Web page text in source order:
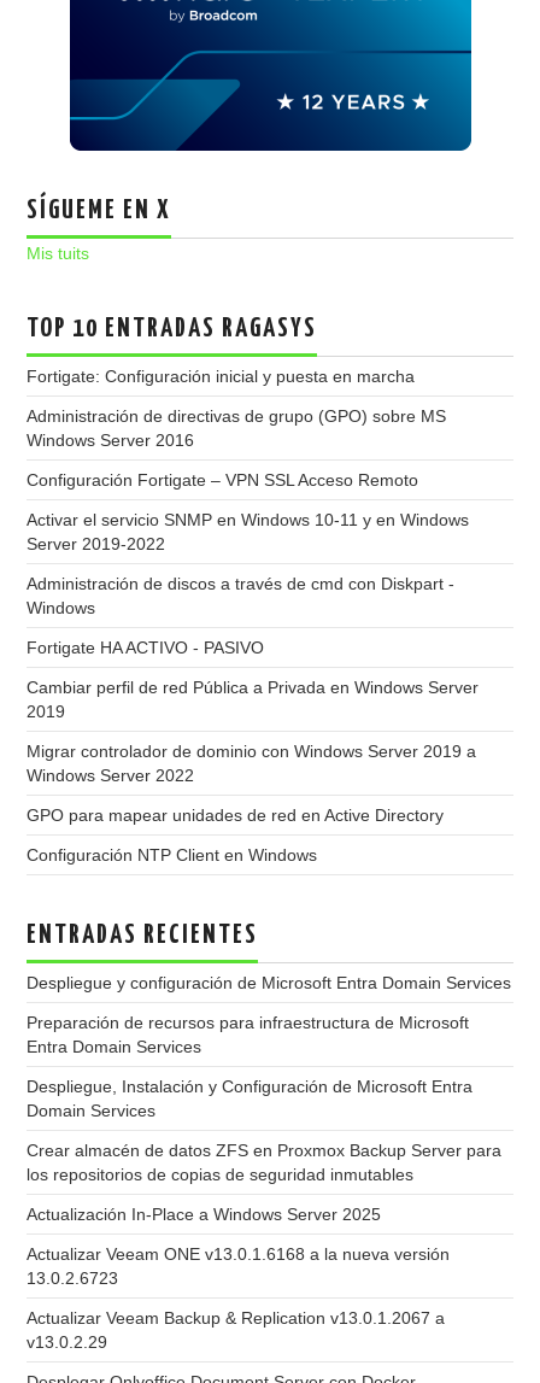
SÍGUEME EN X
Mis tuits
TOP 10 ENTRADAS RAGASYS
Fortigate: Configuración inicial y puesta en marcha
Administración de directivas de grupo (GPO) sobre MS
Windows Server 2016
Configuración Fortigate – VPN SSL Acceso Remoto
Activar el servicio SNMP en Windows 10-11 y en Windows
Server 2019-2022
Administración de discos a través de cmd con Diskpart -
Windows
Fortigate HA ACTIVO - PASIVO
Cambiar perfil de red Pública a Privada en Windows Server
2019
Migrar controlador de dominio con Windows Server 2019 a
Windows Server 2022
GPO para mapear unidades de red en Active Directory
Configuración NTP Client en Windows
ENTRADAS RECIENTES
Despliegue y configuración de Microsoft Entra Domain Services
Preparación de recursos para infraestructura de Microsoft
Entra Domain Services
Despliegue, Instalación y Configuración de Microsoft Entra
Domain Services
Crear almacén de datos ZFS en Proxmox Backup Server para
los repositorios de copias de seguridad inmutables
Actualización In-Place a Windows Server 2025
Actualizar Veeam ONE v13.0.1.6168 a la nueva versión
13.0.2.6723
Actualizar Veeam Backup & Replication v13.0.1.2067 a
v13.0.2.29